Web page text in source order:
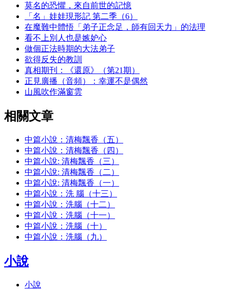
莫名的恐懼，來自前世的記憶
「名」娃娃現形記 第二季（6）
在魔難中體悟「弟子正念足，師有回天力」的法理
看不上別人也是嫉妒心
做個正法時期的大法弟子
欲得反失的教訓
真相期刊：《還原》（第21期）
正見廣播（音頻）：幸運不是偶然
山風吹作滿窗雲
相關文章
中篇小說：清梅飄香（五）
中篇小說：清梅飄香（四）
中篇小說: 清梅飄香（三）
中篇小說: 清梅飄香（二）
中篇小說: 清梅飄香（一）
中篇小說：洗 腦（十三）
中篇小說：洗腦（十二）
中篇小說：洗腦（十一）
中篇小說：洗腦（十）
中篇小說：洗腦（九）
小說
小說